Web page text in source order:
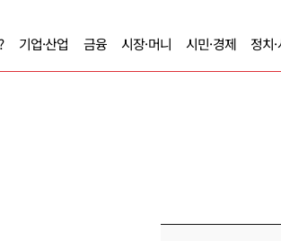
기업·산업 금융 시장·머니 시민·경제 정치